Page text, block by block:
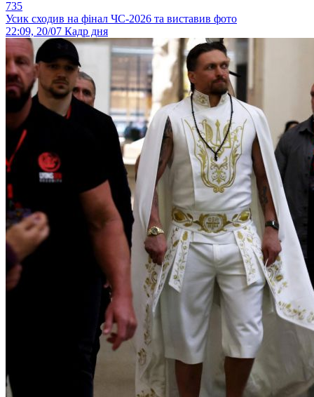
735
Усик сходив на фінал ЧС-2026 та виставив фото
22:09, 20/07 Кадр дня